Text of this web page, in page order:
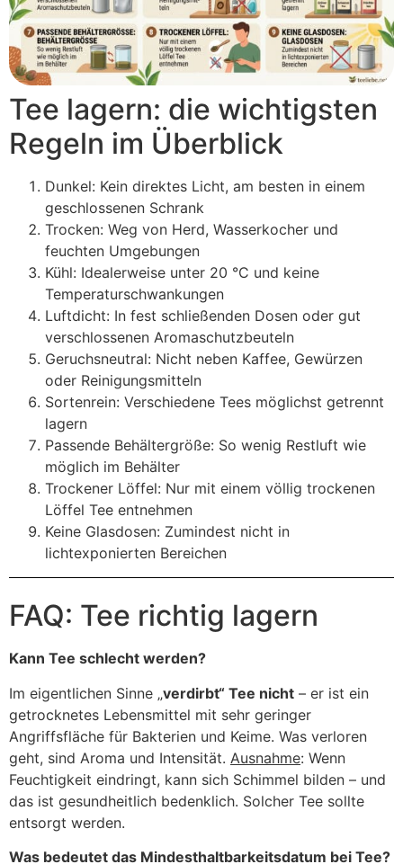
Tee lagern: die wichtigsten
Regeln im Überblick
Dunkel: Kein direktes Licht, am besten in einem
geschlossenen Schrank
Trocken: Weg von Herd, Wasserkocher und
feuchten Umgebungen
Kühl: Idealerweise unter 20 °C und keine
Temperaturschwankungen
Luftdicht: In fest schließenden Dosen oder gut
verschlossenen Aromaschutzbeuteln
Geruchsneutral: Nicht neben Kaffee, Gewürzen
oder Reinigungsmitteln
Sortenrein: Verschiedene Tees möglichst getrennt
lagern
Passende Behältergröße: So wenig Restluft wie
möglich im Behälter
Trockener Löffel: Nur mit einem völlig trockenen
Löffel Tee entnehmen
Keine Glasdosen: Zumindest nicht in
lichtexponierten Bereichen
FAQ: Tee richtig lagern
Kann Tee schlecht werden?
Im eigentlichen Sinne „verdirbt“ Tee nicht – er ist ein
getrocknetes Lebensmittel mit sehr geringer
Angriffsfläche für Bakterien und Keime. Was verloren
geht, sind Aroma und Intensität. Ausnahme: Wenn
Feuchtigkeit eindringt, kann sich Schimmel bilden – und
das ist gesundheitlich bedenklich. Solcher Tee sollte
entsorgt werden.
Was bedeutet das Mindesthaltbarkeitsdatum bei Tee?